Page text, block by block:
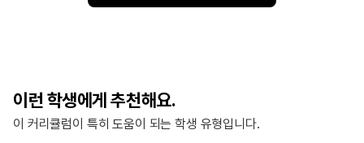
이런 학생에게 추천해요.
이 커리큘럼이 특히 도움이 되는 학생 유형입니다.